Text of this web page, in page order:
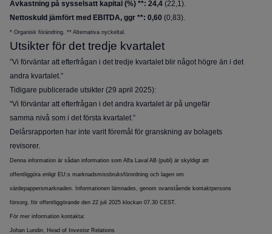
Avkastning på sysselsatt kapital (%) **: 24,4 (22,1).
Nettoskuld jämfört med EBITDA, ggr **: 0,60 (0,83).
* Organisk förändring. ** Alternativa nyckeltal.
Utsikter för det tredje kvartalet
”Vi förväntar att efterfrågan i det tredje kvartalet blir något högre än i det
andra kvartalet.”
Tidigare publicerade utsikter (29 april 2025):
“Vi förväntar att efterfrågan i det andra kvartalet är på ungefär
samma nivå som i det första kvartalet.”
Delårsrapporten har inte varit föremål för granskning av bolagets
revisorer.
Denna information är sådan information som Alfa Laval AB (publ) är skyldigt att
offentliggöra enligt EU:s marknadsmissbruksförordning och lagen om
värdepappersmarknaden. Informationen lämnades, genom ovanstående kontaktpersons
försorg, för offentliggörande den 22 juli 2025 klockan 07.30 CEST.
För mer information kontakta:
Johan Lundin, Head of Investor Relations